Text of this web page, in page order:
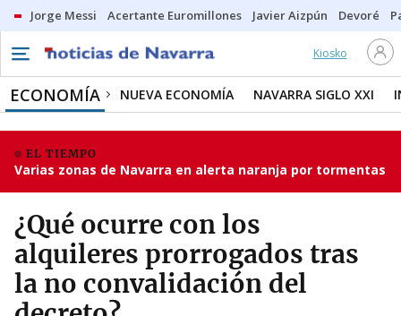
Jorge Messi Acertante Euromillones Javier Aizpún Devoré
Kiosko
ECONOMÍA NUEVA ECONOMÍA NAVARRA SIGLO XXI
EL TIEMPO
Varias zonas de Navarra en alerta naranja por tormentas
¿Qué ocurre con los
alquileres prorrogados tras
la no convalidación del